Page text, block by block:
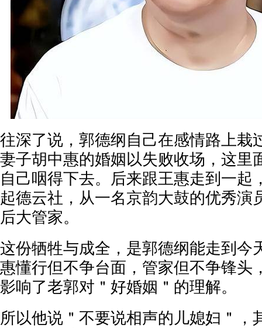
往深了说，郭德纲自己在感情路上栽
妻子胡中惠的婚姻以失败收场，这里
自己咽得下去。后来跟王惠走到一起
起德云社，从一名京韵大鼓的优秀演
后大管家。
这份牺牲与成全，是郭德纲能走到今
惠懂行但不争台面，管家但不争锋头
影响了老郭对＂好婚姻＂的理解。
所以他说＂不要说相声的儿媳妇＂，